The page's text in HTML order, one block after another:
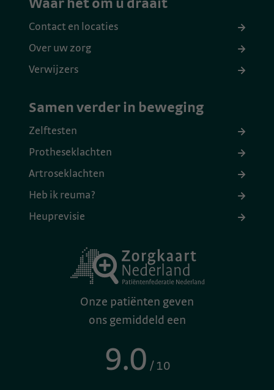
Waar het om u draait
Contact en locaties
Over uw zorg
Verwijzers
Samen verder in beweging
Zelftesten
Protheseklachten
Artroseklachten
Heb ik reuma?
Heuprevisie
Onze patiënten geven
ons gemiddeld een
9.0 / 10